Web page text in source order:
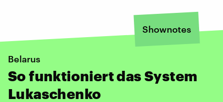
Shownotes
Belarus
So funktioniert das System
Lukaschenko